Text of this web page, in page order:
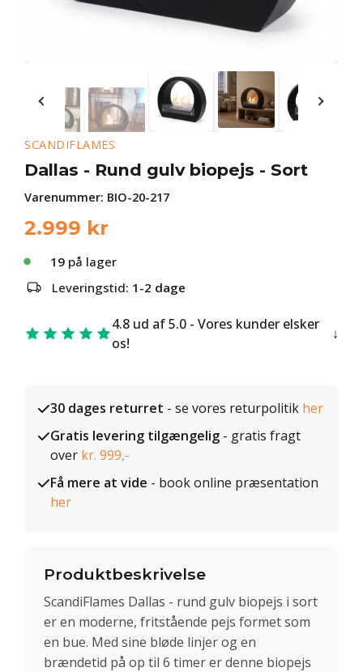
SCANDIFLAMES
Dallas - Rund gulv biopejs - Sort
Varenummer: BIO-20-217
2.999 kr
19 på lager
Leveringstid: 1-2 dage
4.8 ud af 5.0 - Vores kunder elsker
os!
30 dages returret - se vores returpolitik her
Gratis levering tilgængelig - gratis fragt
over kr. 999,-
Få mere at vide - book online præsentation
her
Produktbeskrivelse
ScandiFlames Dallas - rund gulv biopejs i sort
er en moderne, fritstående pejs formet som
en bue. Med sine bløde linjer og en
brændetid på op til 6 timer er denne biopejs